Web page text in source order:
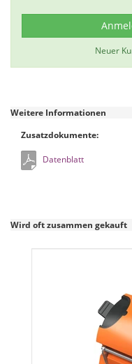
Neuer
Weitere Informationen
Zusatzdokumente:
Datenblatt
Wird oft zusammen gekauft